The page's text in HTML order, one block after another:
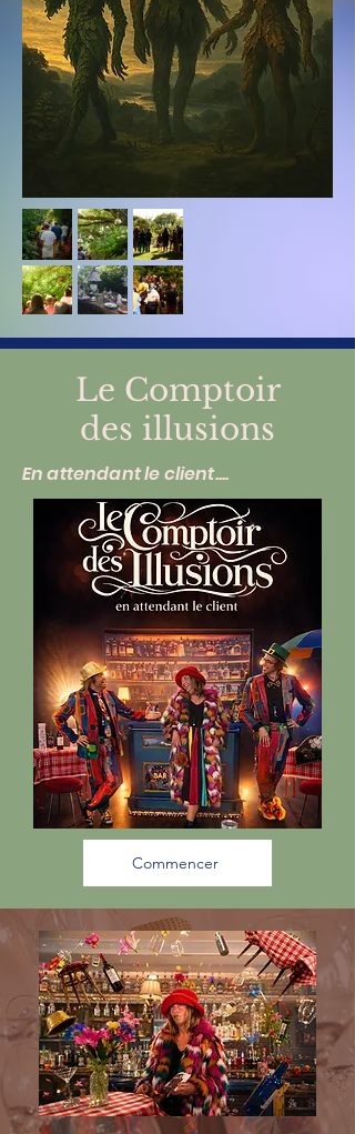
Le Comptoir
des illusions
En attendant le client....
Commencer